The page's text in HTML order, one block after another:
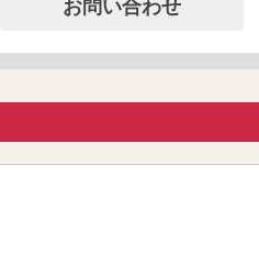
お問い合わせ